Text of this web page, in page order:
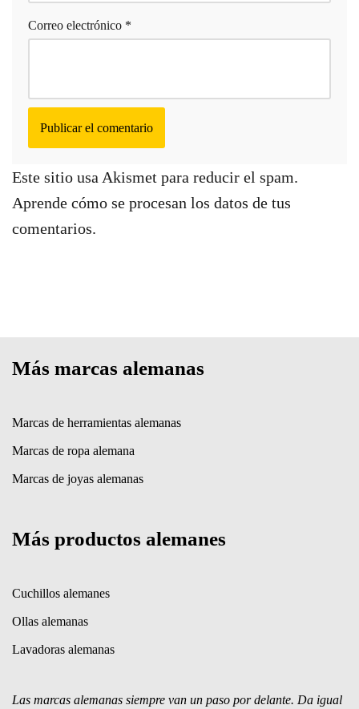
Correo electrónico *
Este sitio usa Akismet para reducir el spam.
Aprende cómo se procesan los datos de tus
comentarios.
Más marcas alemanas
Marcas de herramientas alemanas
Marcas de ropa alemana
Marcas de joyas alemanas
Más productos alemanes
Cuchillos alemanes
Ollas alemanas
Lavadoras alemanas
Las marcas alemanas siempre van un paso por delante. Da igual